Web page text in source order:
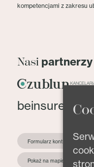
kompetencjami z zakresu
Nasi partnerzy
Formularz kontaktowy
Pokaż na mapie